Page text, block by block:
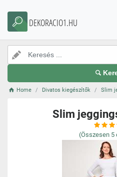
DEKORACIO1.HU
Home Divatos kiegészítők Slim
Slim
(Összesen 5